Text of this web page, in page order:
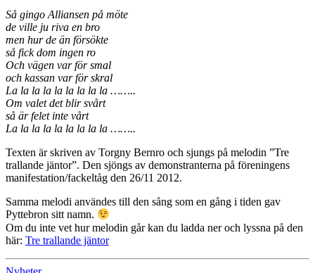
Så gingo Alliansen på möte
de ville ju riva en bro
men hur de än försökte
så fick dom ingen ro
Och vägen var för smal
och kassan var för skral
La la la la la la la la la ……..
Om valet det blir svårt
så är felet inte vårt
La la la la la la la la la ……..
Texten är skriven av Torgny Bernro och sjungs på melodin ”Tre
trallande jäntor”. Den sjöngs av demonstranterna på föreningens
manifestation/fackeltåg den 26/11 2012.
Samma melodi användes till den sång som en gång i tiden gav
Pyttebron sitt namn.
Om du inte vet hur melodin går kan du ladda ner och lyssna på den
här: Tre trallande jäntor